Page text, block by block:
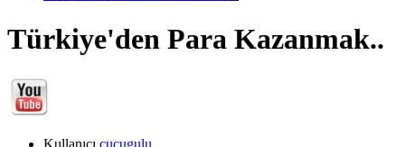
Türkiye'den Para Kazanmak..